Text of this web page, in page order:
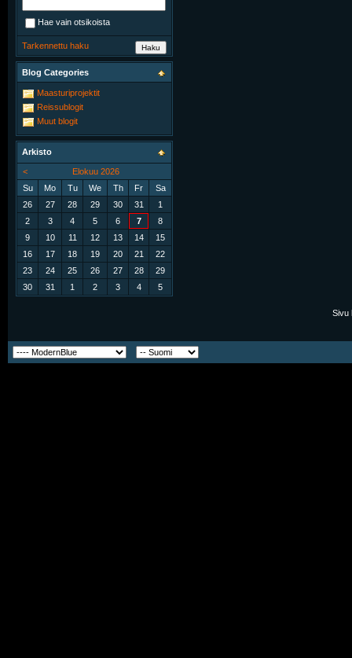
Hae vain otsikoista
Tarkennettu haku
Blog Categories
Maasturiprojektit
Reissublogit
Muut blogit
Arkisto
<
Elokuu 2026
Su
Mo Tu We Th Fr
Sa
26
27 28 29 30 31
1
2
3 4 5 6 7
8
9
10 11 12 13 14
15
16
17 18 19 20 21
22
23
24 25 26 27 28
29
30
31 1 2 3 4 5
Sivu